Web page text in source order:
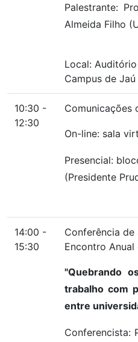
Palestrante:
Almeida Filho
Local: Auditório
Campus de Jaú
10:30 -
12:30
Comunicações
On-line: sala
Presencial:
(Presidente
14:00 -
15:30
Conferência de
Encontro Anual
"Quebrando
trabalho com
entre
Conferencista: